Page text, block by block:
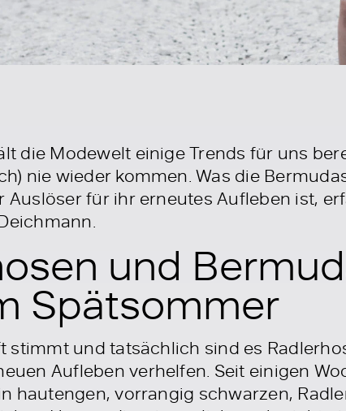
die Modewelt einige Trends für uns
nie wieder kommen. Was die
Auslöser für ihr erneutes Aufleben ist,
und
Spätsommer
stimmt und tatsächlich sind es
Aufleben verhelfen. Seit einigen
hautengen, vorrangig schwarzen,